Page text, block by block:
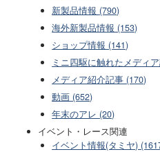
新製品情報 (790)
海外新製品情報 (153)
ショップ情報 (141)
ミニ四駆に触れたメディ
メディア紹介記事 (170)
動画 (652)
年末のアレ (20)
イベント・レース関連
イベント情報(タミヤ)